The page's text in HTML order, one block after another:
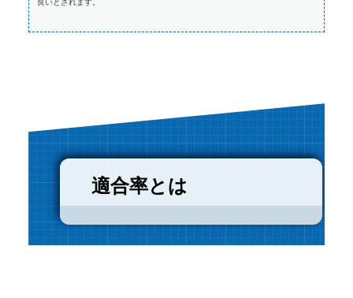
良いとされます。
適合率とは